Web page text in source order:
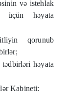
və istehlak
üçün həyata
qorunub
həyata
Kabineti: